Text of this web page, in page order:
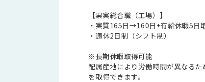
【果実総合職（工場）】
・実質165日→160日+有給休暇5日
・週休2日制（シフト制）
※長期休暇取得可能
配属産地により労働時間が異なる
を取得できます。